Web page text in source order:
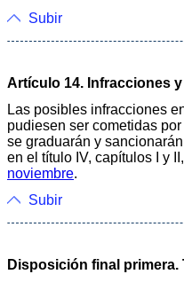
Subir
Artículo 14. Infracciones
Las posibles infracciones
pudiesen ser cometidas
se graduarán y
en el título IV, capítulos I y
noviembre.
Subir
Disposición final